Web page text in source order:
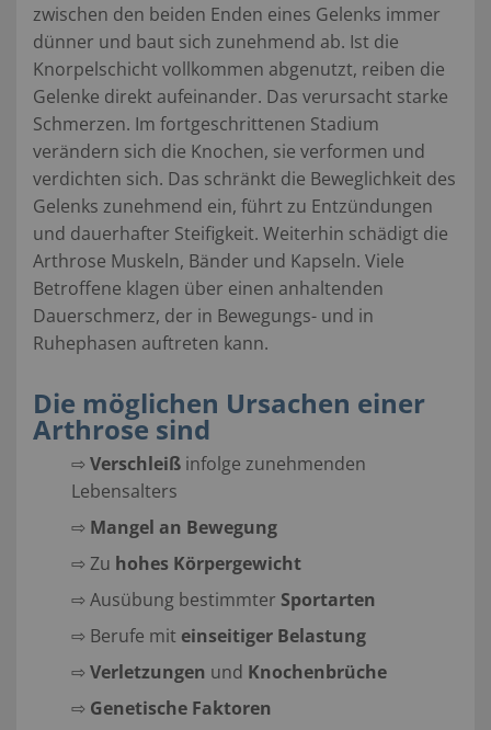
zwischen den beiden Enden eines Gelenks immer
dünner und baut sich zunehmend ab. Ist die
Knorpelschicht vollkommen abgenutzt, reiben die
Gelenke direkt aufeinander. Das verursacht starke
Schmerzen. Im fortgeschrittenen Stadium
verändern sich die Knochen, sie verformen und
verdichten sich. Das schränkt die Beweglichkeit des
Gelenks zunehmend ein, führt zu Entzündungen
und dauerhafter Steifigkeit. Weiterhin schädigt die
Arthrose Muskeln, Bänder und Kapseln. Viele
Betroffene klagen über einen anhaltenden
Dauerschmerz, der in Bewegungs- und in
Ruhephasen auftreten kann.
Die möglichen Ursachen einer
Arthrose sind
⇨ Verschleiß infolge zunehmenden
Lebensalters
⇨ Mangel an Bewegung
⇨ Zu hohes Körpergewicht
⇨ Ausübung bestimmter Sportarten
⇨ Berufe mit einseitiger Belastung
⇨ Verletzungen und Knochenbrüche
⇨ Genetische Faktoren